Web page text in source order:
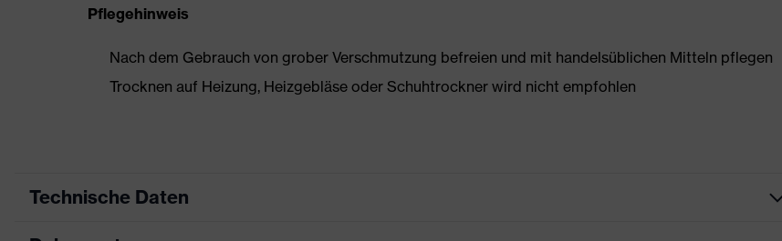
Pflegehinweis
Nach dem Gebrauch von grober Verschmutzung befreien und mit handelsüblichen Mitteln pflegen
Trocknen auf Heizung, Heizgebläse oder Schuhtrockner wird nicht empfohlen
Technische Daten